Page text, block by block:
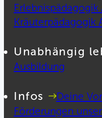
Erlebnispädagogik
Kräuterpädagogik
Unabhängig
Ausbildung
Infos
Deine
Förderungen